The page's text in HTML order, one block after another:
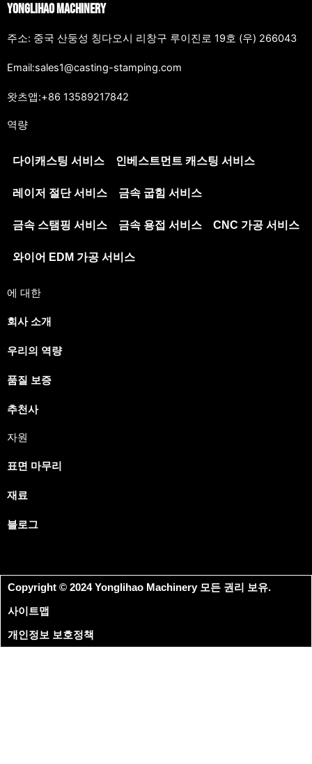
Yonglihao Machinery
주소: 중국 산둥성 칭다오시 리창구 루이진로 19호 (우) 266043
Email:sales1@casting-stamping.com
왓츠앱:+86 13589217842
역량
다이캐스팅 서비스 인베스트먼트 캐스팅 서비스
레이저 절단 서비스 금속 굽힘 서비스
금속 스탬핑 서비스 금속 용접 서비스 CNC 가공 서비스
와이어 EDM 가공 서비스
에 대한
회사 소개
우리의 역량
품질 보증
추천사
자원
표면 마무리
재료
블로그
Copyright © 2024 Yonglihao Machinery 모든 권리 보유.
사이트맵
개인정보 보호정책